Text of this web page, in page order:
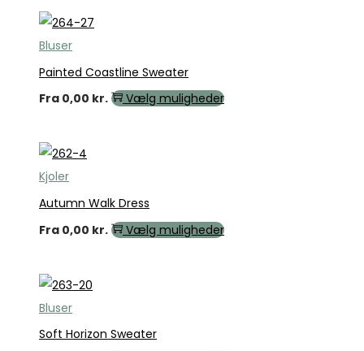
Bluser
Painted Coastline Sweater
Fra 0,00 kr. Vælg muligheder
Kjoler
Autumn Walk Dress
Fra 0,00 kr. Vælg muligheder
Bluser
Soft Horizon Sweater